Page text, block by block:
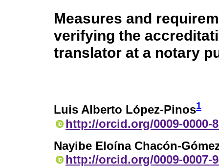
Measures and
verifying the
translator at a notary
Luis Alberto López-Pinos1
http://orcid.org/0009-0000-
Nayibe Eloína Chacón-
http://orcid.org/0009-0007-